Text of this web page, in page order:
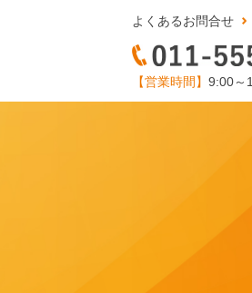
よくあるお問合せ
【営業時間】 9:00～